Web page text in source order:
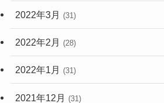
2022年3月 (31)
2022年2月 (28)
2022年1月 (31)
2021年12月 (31)